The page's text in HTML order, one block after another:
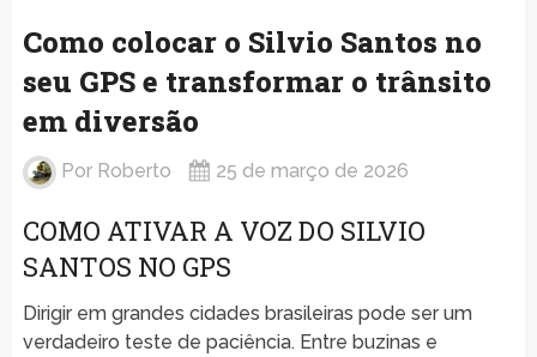
Como colocar o Silvio Santos no
seu GPS e transformar o trânsito
em diversão
Por Roberto 25 de março de 2026
COMO ATIVAR A VOZ DO SILVIO
SANTOS NO GPS
Dirigir em grandes cidades brasileiras pode ser um
verdadeiro teste de paciência. Entre buzinas e